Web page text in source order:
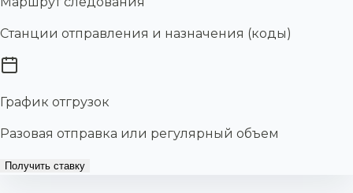
Станции отправления и назначения (коды)
График отгрузок
Разовая отправка или регулярный объем
Получить ставку